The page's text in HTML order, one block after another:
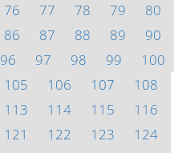
76 77 78 79
80
86 87 88 89
90
96 97 98 99
100
105 106 107
108
113 114 115
116
121 122 123
124